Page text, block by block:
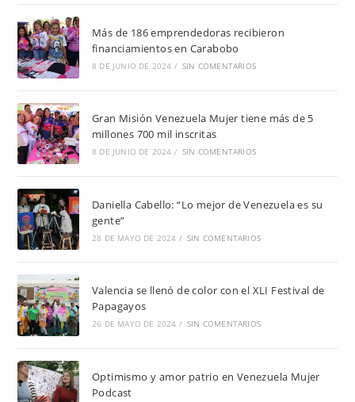
Más de 186 emprendedoras recibieron
financiamientos en Carabobo
8 DE JUNIO DE 2024 / SIN COMENTARIOS
Gran Misión Venezuela Mujer tiene más de 5
millones 700 mil inscritas
8 DE JUNIO DE 2024 / SIN COMENTARIOS
Daniella Cabello: “Lo mejor de Venezuela es su
gente”
28 DE MAYO DE 2024 / SIN COMENTARIOS
Valencia se llenó de color con el XLI Festival de
Papagayos
26 DE MAYO DE 2024 / SIN COMENTARIOS
Optimismo y amor patrio en Venezuela Mujer
Podcast